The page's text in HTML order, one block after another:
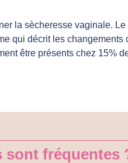
la sècheresse vaginale.
qui décrit les changements
être présents chez 15%
sont fréquentes